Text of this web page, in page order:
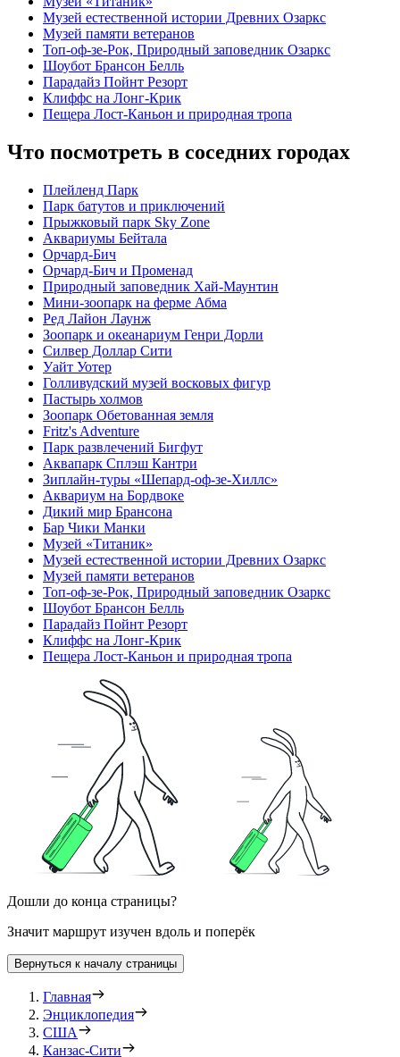
Музей естественной истории Древних Озаркс
Музей памяти ветеранов
Топ-оф-зе-Рок, Природный заповедник Озаркс
Шоубот Брансон Белль
Парадайз Пойнт Резорт
Клиффс на Лонг-Крик
Пещера Лост-Каньон и природная тропа
Что посмотреть в соседних городах
Плейленд Парк
Парк батутов и приключений
Прыжковый парк Sky Zone
Аквариумы Бейтала
Орчард-Бич
Орчард-Бич и Променад
Природный заповедник Хай-Маунтин
Мини-зоопарк на ферме Абма
Ред Лайон Лаунж
Зоопарк и океанариум Генри Дорли
Силвер Доллар Сити
Уайт Уотер
Голливудский музей восковых фигур
Пастырь холмов
Зоопарк Обетованная земля
Fritz's Adventure
Парк развлечений Бигфут
Аквапарк Сплэш Кантри
Зиплайн-туры «Шепард-оф-зе-Хиллс»
Аквариум на Бордвоке
Дикий мир Брансона
Бар Чики Манки
Музей «Титаник»
Музей естественной истории Древних Озаркс
Музей памяти ветеранов
Топ-оф-зе-Рок, Природный заповедник Озаркс
Шоубот Брансон Белль
Парадайз Пойнт Резорт
Клиффс на Лонг-Крик
Пещера Лост-Каньон и природная тропа
Дошли до конца страницы?
Значит маршрут изучен вдоль и поперёк
Вернуться к началу страницы
Главная
Энциклопедия
США
Канзас-Сити